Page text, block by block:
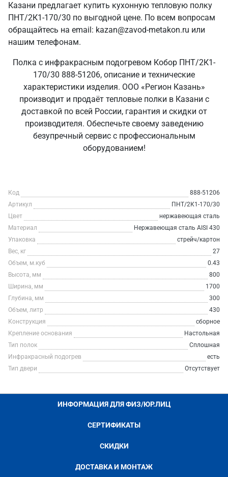
Казани предлагает купить кухонную тепловую полку
ПНТ/2К1-170/30 по выгодной цене. По всем вопросам
обращайтесь на email: kazan@zavod-metakon.ru или
нашим телефонам.
Полка с инфракрасным подогревом Кобор ПНТ/2К1-
170/30 888-51206, описание и технические
характеристики изделия. ООО «Регион Казань»
производит и продаёт тепловые полки в Казани с
доставкой по всей России, гарантия и скидки от
производителя. Обеспечьте своему заведению
безупречный сервис с профессиональным
оборудованием!
Код
888-51206
Артикул
ПНТ/2К1-170/30
Цвет
нержавеющая сталь
Материал
Нержавеющая сталь AISI 430
Упаковка
стрейч/картон
Вес, кг
27
Объем, м.куб
0.43
Высота, мм
800
Ширина, мм
1700
Глубина, мм
300
Объем, литр
430
Конструкция
сборное
Крепление основания
Настольная
Тип полок
Сплошная
Инфракрасный подогрев
есть
Тип двери
Отсутствует
ИНФОРМАЦИЯ ДЛЯ ФИЗ/ЮР.ЛИЦ
СЕРТИФИКАТЫ
СКИДКИ
ДОСТАВКА И МОНТАЖ